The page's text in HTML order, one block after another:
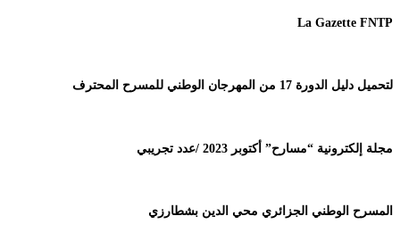
La Gazette FNTP
لتحميل دليل الدورة 17 من المهرجان الوطني للمسرح المحترف
مجلة إلكترونية “مسارح” أكتوبر 2023 /عدد تجريبي
المسرح الوطني الجزائري محي الدين بشطارزي